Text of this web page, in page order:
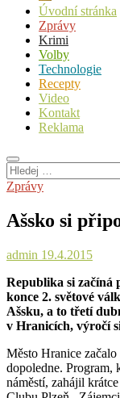
Úvodní stránka
Zprávy
Krimi
Volby
Technologie
Recepty
Video
Kontakt
Reklama
Hledej
…
Zprávy
Ašsko si
admin 19.4.2015
Republika si začíná
konce 2. světové
Ašsku, a to třetí
v Hranicích, výročí
Město Hranice
dopoledne. Program,
náměstí, zahájil